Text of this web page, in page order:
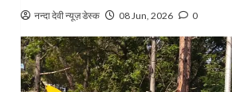
नन्दा देवी न्यूज़ डेस्क 08 Jun, 2026 0